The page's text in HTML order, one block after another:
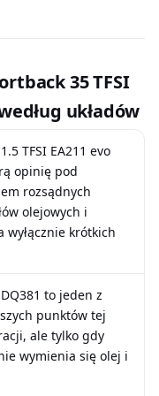
35 TFSI
układów
1.5 TFSI EA211 evo
opinię pod
rozsądnych
olejowych i
wyłącznie krótkich
DQ381 to jeden z
punktów tej
ale tylko gdy
wymienia się olej i